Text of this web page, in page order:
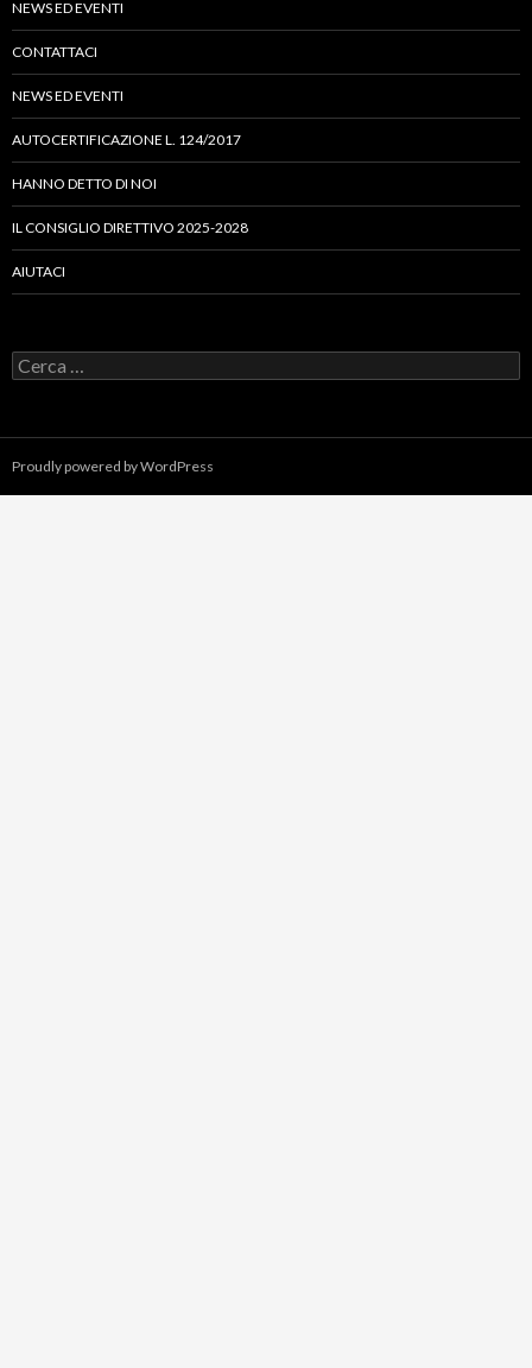
NEWS ED EVENTI
CONTATTACI
NEWS ED EVENTI
AUTOCERTIFICAZIONE L. 124/2017
HANNO DETTO DI NOI
IL CONSIGLIO DIRETTIVO 2025-2028
AIUTACI
Ricerca
per:
Proudly powered by WordPress